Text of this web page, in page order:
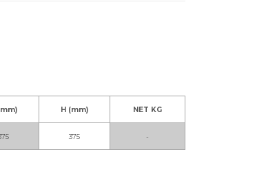
H (mm) NET KG
375 -